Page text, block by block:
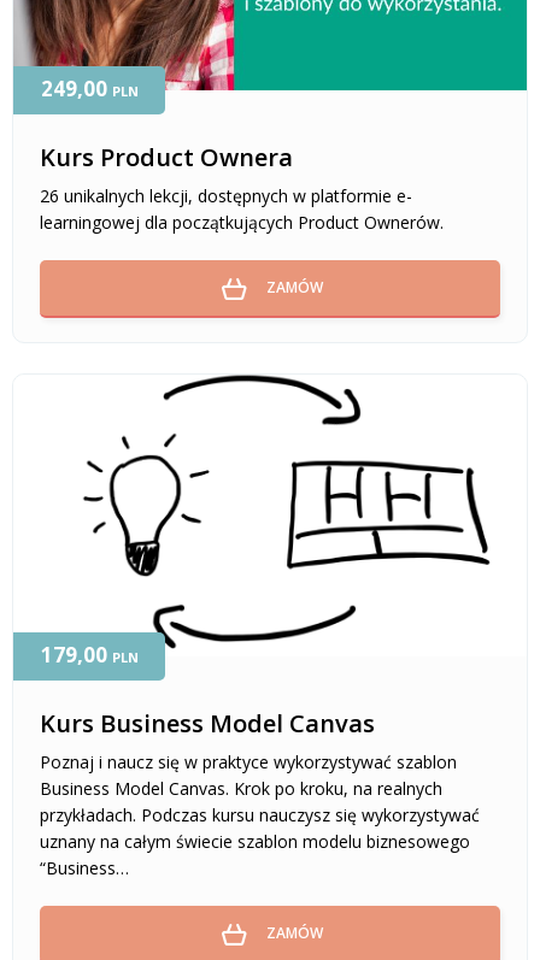
Kurs Product Ownera
26 unikalnych lekcji, dostępnych w platformie e-
learningowej dla początkujących Product Ownerów.
249,00 PLN
ZAMÓW
Kurs Business Model Canvas
Poznaj i naucz się w praktyce wykorzystywać szablon
Business Model Canvas. Krok po kroku, na realnych
przykładach. Podczas kursu nauczysz się wykorzystywać
uznany na całym świecie szablon modelu biznesowego
“Business…
179,00 PLN
ZAMÓW